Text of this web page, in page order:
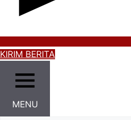
KIRIM BERITA
MENU